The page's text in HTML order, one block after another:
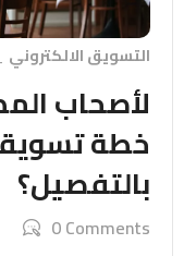
التسويق الالكتروني
لأصحاب
خطة
بالتفصيل؟
0 Comments